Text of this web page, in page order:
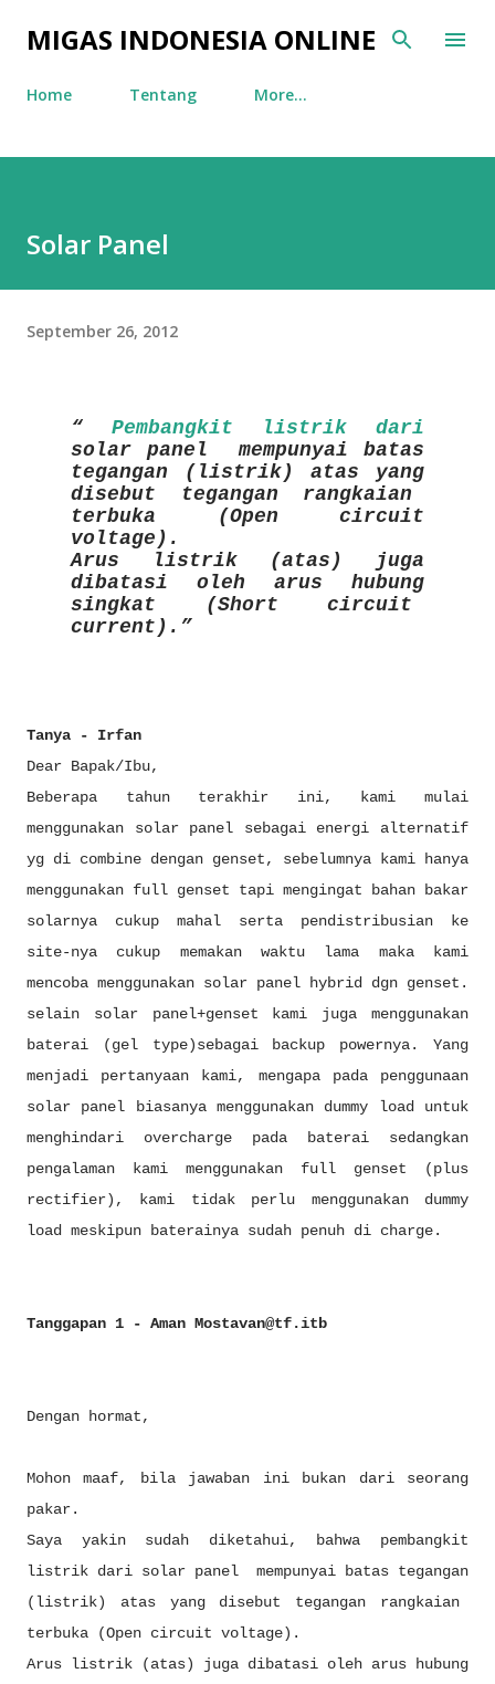
Skip to main content
MIGAS INDONESIA ONLINE
Home Tentang More…
Solar Panel
September 26, 2012
Pembangkit listrik dari
solar panel mempunyai batas
tegangan (listrik) atas yang
disebut tegangan rangkaian
terbuka (Open circuit
voltage).
Arus listrik (atas) juga
dibatasi oleh arus hubung
singkat (Short circuit
current).
Tanya - Irfan
Dear Bapak/Ibu,
Beberapa tahun terakhir ini, kami mulai
menggunakan solar panel sebagai energi alternatif
yg di combine dengan genset, sebelumnya kami hanya
menggunakan full genset tapi mengingat bahan bakar
solarnya cukup mahal serta pendistribusian ke
site-nya cukup memakan waktu lama maka kami
mencoba menggunakan solar panel hybrid dgn genset.
selain solar panel+genset kami juga menggunakan
baterai (gel type)sebagai backup powernya. Yang
menjadi pertanyaan kami, mengapa pada penggunaan
solar panel biasanya menggunakan dummy load untuk
menghindari overcharge pada baterai sedangkan
pengalaman kami menggunakan full genset (plus
rectifier), kami tidak perlu menggunakan dummy
load meskipun baterainya sudah penuh di charge.
Tanggapan 1 - Aman Mostavan@tf.itb
Dengan hormat,
Mohon maaf, bila jawaban ini bukan dari seorang
pakar.
Saya yakin sudah diketahui, bahwa pembangkit
listrik dari solar panel mempunyai batas tegangan
(listrik) atas yang disebut tegangan rangkaian
terbuka (Open circuit voltage).
Arus listrik (atas) juga dibatasi oleh arus hubung